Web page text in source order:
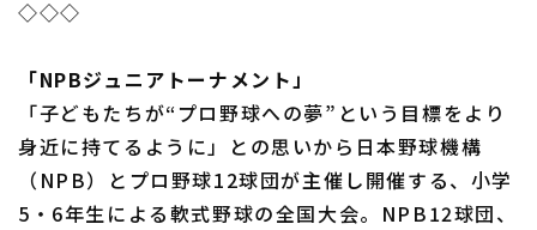
◇◇◇
「NPBジュニアトーナメント」
「子どもたちが“プロ野球への夢”という目標をより
身近に持てるように」との思いから日本野球機構
（NPB）とプロ野球12球団が主催し開催する、小学
5・6年生による軟式野球の全国大会。NPB12球団、